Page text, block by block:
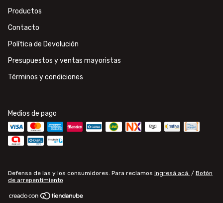
Productos
Contacto
Política de Devolución
Presupuestos y ventas mayoristas
Términos y condiciones
Medios de pago
Defensa de las y los consumidores. Para reclamos ingresá acá. / Botón
de arrepentimiento